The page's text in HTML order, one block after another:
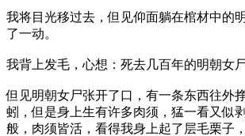
我将目光移过去，但见仰面躺在棺材中的
了一动。
我背上发毛，心想：死去几百年的明朝女
但见明朝女尸张开了口，有一条东西往外
蚓，但是身上生有许多肉须，猛一看又似
般，肉须皆活，看得我身上起了层毛栗子